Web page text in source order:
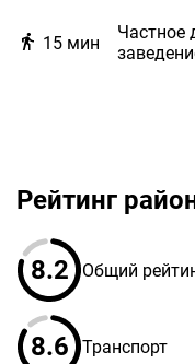
15 мин
Частное
Рейтинг
8.2 Общий
8.6 Транспорт